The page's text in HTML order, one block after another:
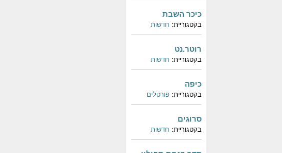
כיכר השבת
בקטגוריית: חדשות
רוטר.נט
בקטגוריית: חדשות
כיפה
בקטגוריית: פורטלים
סרוגים
בקטגוריית: חדשות